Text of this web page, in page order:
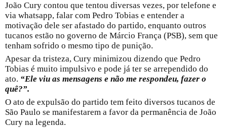
João Cury contou que tentou diversas vezes, por telefone e
via whatsapp, falar com Pedro Tobias e entender a
motivação dele ser afastado do partido, enquanto outros
tucanos estão no governo de Márcio França (PSB), sem que
tenham sofrido o mesmo tipo de punição.
Apesar da tristeza, Cury minimizou dizendo que Pedro
Tobias é muito impulsivo e pode já ter se arrependido do
ato. “Ele viu as mensagens e não me respondeu, fazer o
quê?”.
O ato de expulsão do partido tem feito diversos tucanos de
São Paulo se manifestarem a favor da permanência de João
Cury na legenda.